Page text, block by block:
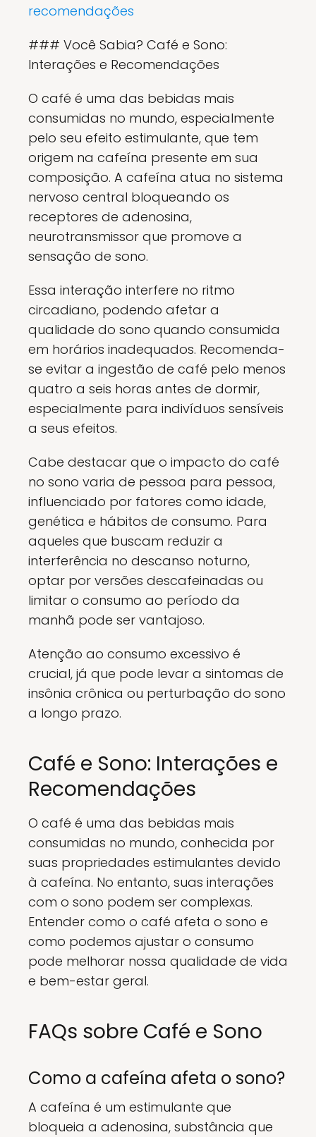
recomendações
### Você Sabia? Café e Sono:
Interações e Recomendações
O café é uma das bebidas mais
consumidas no mundo, especialmente
pelo seu efeito estimulante, que tem
origem na cafeína presente em sua
composição. A cafeína atua no sistema
nervoso central bloqueando os
receptores de adenosina,
neurotransmissor que promove a
sensação de sono.
Essa interação interfere no ritmo
circadiano, podendo afetar a
qualidade do sono quando consumida
em horários inadequados. Recomenda-
se evitar a ingestão de café pelo menos
quatro a seis horas antes de dormir,
especialmente para indivíduos sensíveis
a seus efeitos.
Cabe destacar que o impacto do café
no sono varia de pessoa para pessoa,
influenciado por fatores como idade,
genética e hábitos de consumo. Para
aqueles que buscam reduzir a
interferência no descanso noturno,
optar por versões descafeinadas ou
limitar o consumo ao período da
manhã pode ser vantajoso.
Atenção ao consumo excessivo é
crucial, já que pode levar a sintomas de
insônia crônica ou perturbação do sono
a longo prazo.
Café e Sono: Interações e
Recomendações
O café é uma das bebidas mais
consumidas no mundo, conhecida por
suas propriedades estimulantes devido
à cafeína. No entanto, suas interações
com o sono podem ser complexas.
Entender como o café afeta o sono e
como podemos ajustar o consumo
pode melhorar nossa qualidade de vida
e bem-estar geral.
FAQs sobre Café e Sono
Como a cafeína afeta o sono?
A cafeína é um estimulante que
bloqueia a adenosina, substância que